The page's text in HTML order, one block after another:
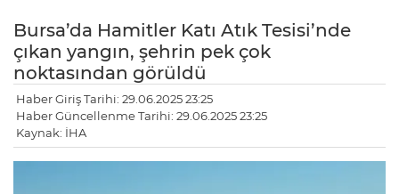
Bursa’da Hamitler Katı Atık Tesisi’nde
çıkan yangın, şehrin pek çok
noktasından görüldü
Haber Giriş Tarihi: 29.06.2025 23:25
Haber Güncellenme Tarihi: 29.06.2025 23:25
Kaynak: İHA